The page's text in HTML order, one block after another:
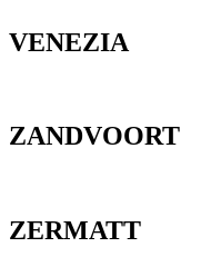
VENEZIA
ZANDVOORT
ZERMATT